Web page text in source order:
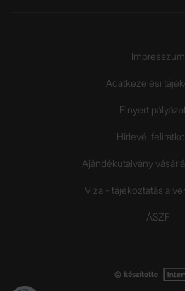
Impresszum
Adatkezelési
Elnyert
Hírlevél
Ajándékutalvány
Viza - tájékoztatás a
ÁSZF